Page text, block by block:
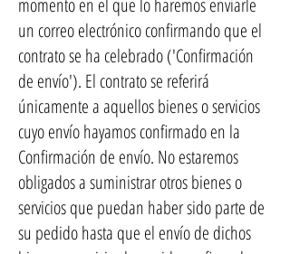
momento en el que lo haremos enviarle
un correo electrónico confirmando que el
contrato se ha celebrado ('Confirmación
de envío'). El contrato se referirá
únicamente a aquellos bienes o servicios
cuyo envío hayamos confirmado en la
Confirmación de envío. No estaremos
obligados a suministrar otros bienes o
servicios que puedan haber sido parte de
su pedido hasta que el envío de dichos